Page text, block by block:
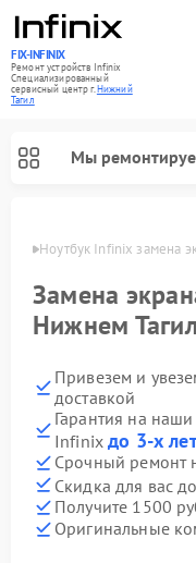
FIX-INFINIX
Ремонт устройств Infinix
Специализированный
cервисный центр г.Нижний
Тагил
Мы
Ноутбук Infinix замена
Замена
Нижнем
Привезем и
доставкой
Гарантия на
Infinixдо 3-х
Срочный ремонт
Скидка для вас до
Получите 1500
Оригинальные